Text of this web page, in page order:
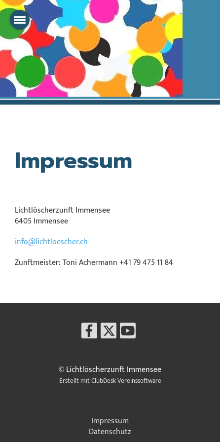
Impressum
Lichtlöscherzunft Immensee
6405 Immensee
info@lichtloescher.ch
Zunftmeister: Toni Achermann +41 79 475 11 84
© Lichtlöscherzunft Immensee
Erstellt mit ClubDesk Vereinssoftware
Impressum
Datenschutz